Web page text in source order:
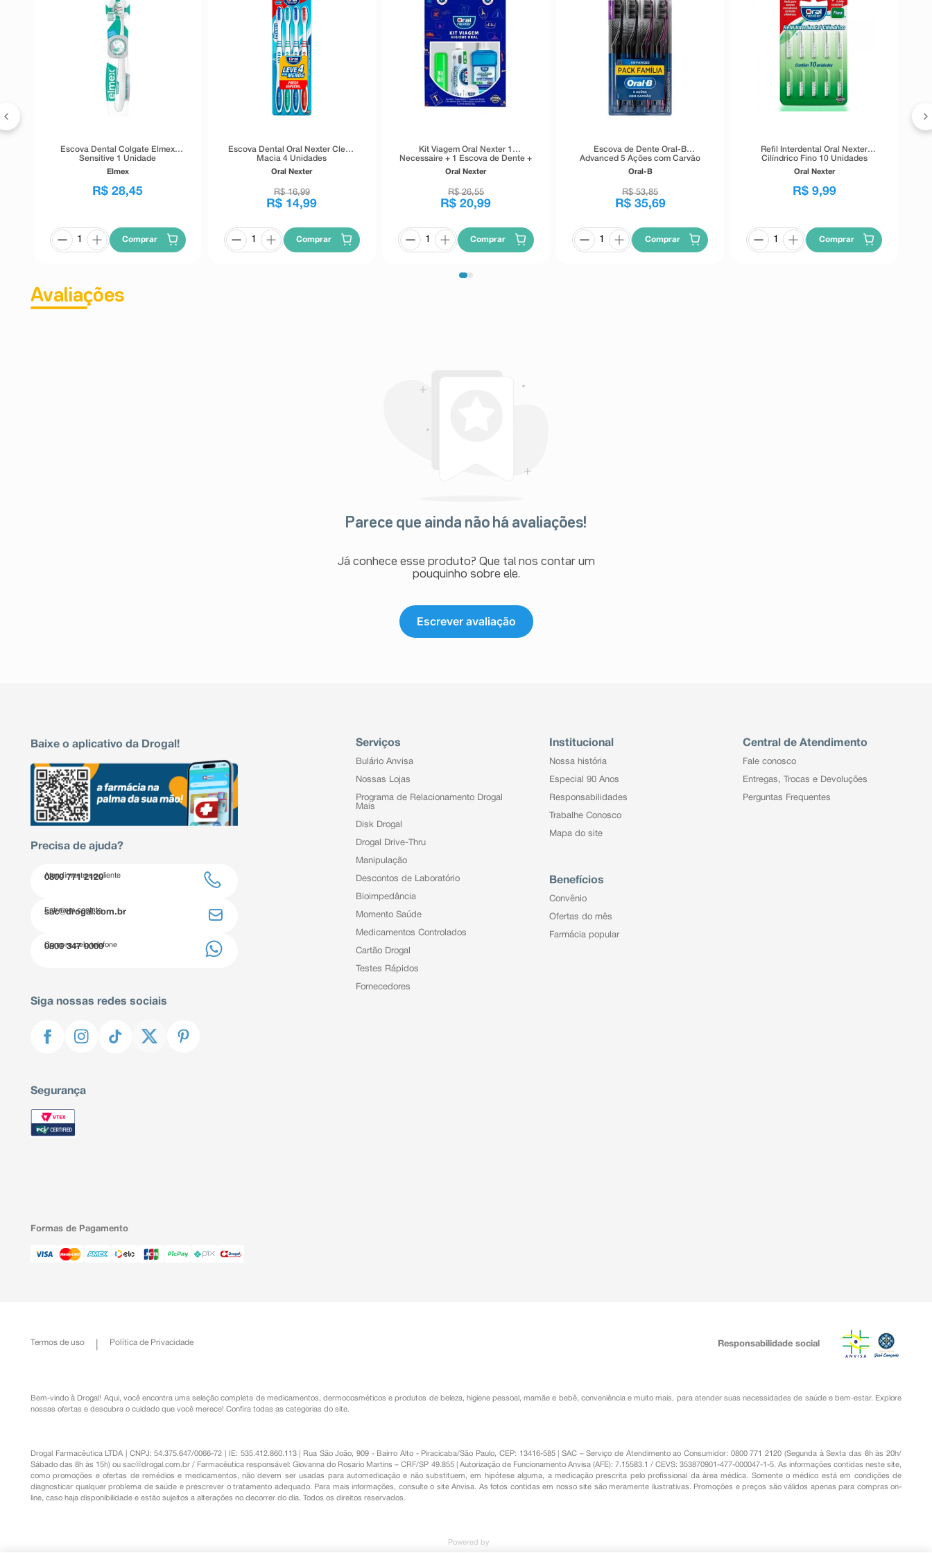
Escova Dental Colgate Elmex
Sensitive 1 Unidade
Elmex
R$ 28,45
Comprar
Escova Dental Oral Nexter Clean
Macia 4 Unidades
Oral Nexter
R$ 16,99
R$ 14,99
Comprar
Kit Viagem Oral Nexter 1
Necessaire + 1 Escova de Dente +
1 Fio Dental 25m + 1 Antisséptico
Bucal 60ml + 1 Creme Dental 50g
Oral Nexter
R$ 26,55
R$ 20,99
Comprar
Escova de Dente Oral-B
Advanced 5 Ações com Carvão
Pack Família 4 Unidades
Oral-B
R$ 53,85
R$ 35,69
Comprar
Refil Interdental Oral Nexter
Cilíndrico Fino 10 Unidades
Oral Nexter
R$ 9,99
Comprar
Avaliações
Parece que ainda não há avaliações!
Já conhece esse produto? Que tal nos contar um
pouquinho sobre ele.
Escrever avaliação
Baixe o aplicativo da Drogal!
Precisa de ajuda?
Atendimento ao cliente
0800 771 2120
Entre em contato
sac@drogal.com.br
Compre pelo telefone
0800 347 0000
Siga nossas redes sociais
Segurança
Serviços
Bulário Anvisa
Nossas Lojas
Programa de Relacionamento Drogal
Mais
Disk Drogal
Drogal Drive-Thru
Manipulação
Descontos de Laboratório
Bioimpedância
Momento Saúde
Medicamentos Controlados
Cartão Drogal
Testes Rápidos
Fornecedores
Institucional
Nossa história
Especial 90 Anos
Responsabilidades
Trabalhe Conosco
Mapa do site
Benefícios
Convênio
Ofertas do mês
Farmácia popular
Central de Atendimento
Fale conosco
Entregas, Trocas e Devoluções
Perguntas Frequentes
Formas de Pagamento
Termos de uso Política de Privacidade Responsabilidade social
Bem-vindo à Drogal! Aqui, você encontra uma seleção completa de medicamentos ,dermocosméticos e produtos de beleza, higiene pessoal ,mamãe e bebê, conveniênciae muito mais, para atender suas necessidades de saúde e bem-estar. Explore
nossas ofertas e descubra o cuidado que você merece! Confira todas as categorias do site.
Drogal Farmacêutica LTDA | CNPJ: 54.375.647/0066-72 | IE: 535.412.860.113 | Rua São João, 909 - Bairro Alto - Piracicaba/São Paulo, CEP: 13416-585 | SAC – Serviço de Atendimento ao Consumidor: 0800 771 2120 (Segunda à Sexta das 8h às 20h/
Sábado das 8h às 15h) ousac@drogal.com.br / Farmacêutica responsável: Giovanna do Rosario Martins – CRF/SP 49.855 | Autorização de Funcionamento Anvisa (AFE): 7.15583.1 / CEVS: 353870901-477-000047-1-5. As informações contidas neste site,
como promoções e ofertas de remédios e medicamentos, não devem ser usadas para automedicação e não substituem, em hipótese alguma, a medicação prescrita pelo profissional da área médica. Somente o médico está em condições de
diagnosticar qualquer problema de saúde e prescrever o tratamento adequado. Para mais informações, consulte o site Anvisa. As fotos contidas em nosso site são meramente ilustrativas. Promoções e preços são válidos apenas para compras on-
line, caso haja disponibilidade e estão sujeitos a alterações no decorrer do dia. Todos os direitos reservados.
Powered by